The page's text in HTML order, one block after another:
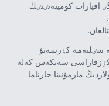
اقپارات كوميتەتٸنٸڭ
سٸلتەمە كٶرسەتۋ
كٶزقاراسى سەيكەس كەلە
مازمۇنىنا جارناما